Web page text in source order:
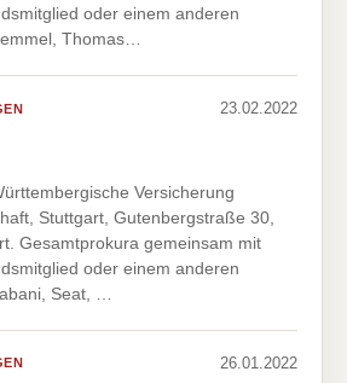
oder einem anderen
Thomas…
23.02.2022
Versicherung
Stuttgart, Gutenbergstraße 30,
Gesamtprokura gemeinsam mit
oder einem anderen
Seat, …
26.01.2022